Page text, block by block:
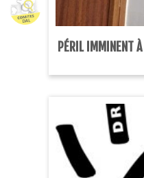
PÉRIL IMMINENT